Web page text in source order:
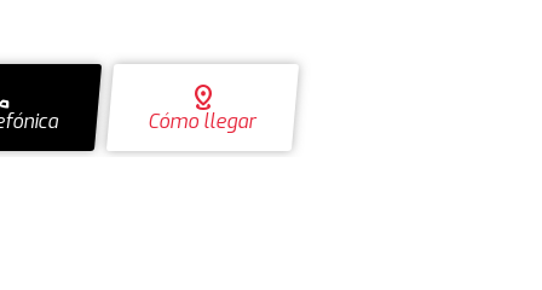
distance
Cómo llegar